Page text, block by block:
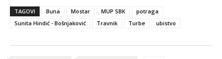
TAGOVI Buna Mostar MUP SBK
potraga
Sunita Hindić - Bošnjaković
Travnik Turbe ubistvo